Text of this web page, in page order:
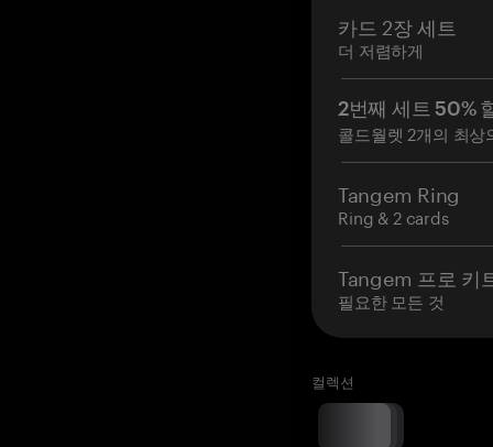
카드 2장 세트
더 저렴하게
2번째 세트 50%
콜드월렛 2개의 최상
Tangem Ring
Ring & 2 cards
Tangem 프로 키
필요한 모든 것
컬렉션